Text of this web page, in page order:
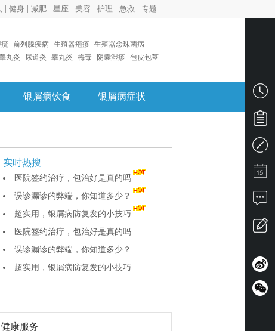
健身 减肥 星座 美容 护理 急救 专题
疣 前列腺疾病 生殖器疱疹 生殖器念珠菌病
丸炎 尿道炎 睾丸炎 梅毒 阴囊湿疹 包皮包茎
银屑病饮食 银屑病症状
实时热搜
医院签约治疗，包治好是真的吗
误诊漏诊的弊端，你知道多少？
超实用，银屑病防复发的小技巧
医院签约治疗，包治好是真的吗
误诊漏诊的弊端，你知道多少？
超实用，银屑病防复发的小技巧
健康服务